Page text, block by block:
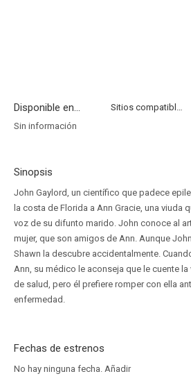
Disponible en...
Sitios compatibles
Sin información
Sinopsis
John Gaylord, un científico que padece
la costa de Florida a Ann Gracie, una viuda
voz de su difunto marido. John conoce al
mujer, que son amigos de Ann. Aunque
Shawn la descubre accidentalmente.
Ann, su médico le aconseja que le cuente
de salud, pero él prefiere romper con ella
enfermedad.
Fechas de estrenos
No hay ninguna fecha. Añadir